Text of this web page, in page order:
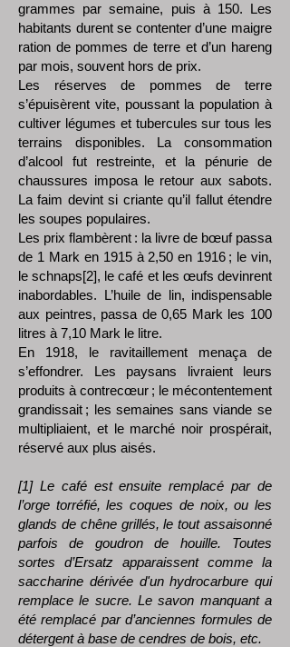
grammes par semaine, puis à 150. Les
habitants durent se contenter d’une maigre
ration de pommes de terre et d’un hareng
par mois, souvent hors de prix.
Les réserves de pommes de terre
s’épuisèrent vite, poussant la population à
cultiver légumes et tubercules sur tous les
terrains disponibles. La consommation
d’alcool fut restreinte, et la pénurie de
chaussures imposa le retour aux sabots.
La faim devint si criante qu’il fallut étendre
les soupes populaires.
Les prix flambèrent : la livre de bœuf passa
de 1 Mark en 1915 à 2,50 en 1916 ; le vin,
le schnaps[2], le café et les œufs devinrent
inabordables. L’huile de lin, indispensable
aux peintres, passa de 0,65 Mark les 100
litres à 7,10 Mark le litre.
En 1918, le ravitaillement menaça de
s’effondrer. Les paysans livraient leurs
produits à contrecœur ; le mécontentement
grandissait ; les semaines sans viande se
multipliaient, et le marché noir prospérait,
réservé aux plus aisés.
[1] Le café est ensuite remplacé par de
l’orge torréfié, les coques de noix, ou les
glands de chêne grillés, le tout assaisonné
parfois de goudron de houille. Toutes
sortes d’Ersatz apparaissent comme la
saccharine dérivée d'un hydrocarbure qui
remplace le sucre. Le savon manquant a
été remplacé par d’anciennes formules de
détergent à base de cendres de bois, etc.